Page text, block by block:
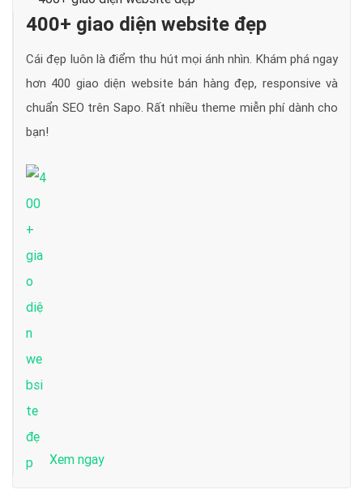
400+ giao diện website đẹp
Cái đẹp luôn là điểm thu hút mọi ánh nhìn. Khám phá ngay
hơn 400 giao diện website bán hàng đẹp, responsive và
chuẩn SEO trên Sapo. Rất nhiều theme miễn phí dành cho
bạn!
Xem ngay